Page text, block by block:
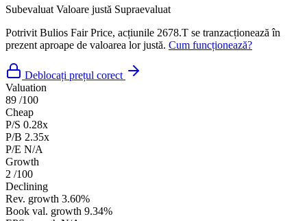
Subevaluat Valoare justă Supraevaluat
Potrivit Bulios Fair Price, acțiunile 2678.T se tranzacționează în
prezent aproape de valoarea lor justă. Cum funcționează?
Deblocați prețul corect
Valuation
89 /100
Cheap
P/S 0.28x
P/B 2.35x
P/E N/A
Growth
2 /100
Declining
Rev. growth 3.60%
Book val. growth 9.34%